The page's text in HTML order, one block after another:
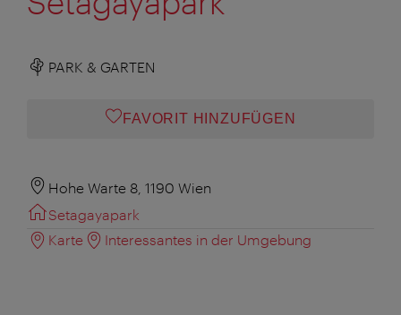
PARK & GARTEN
FAVORIT HINZUFÜGEN
Hohe Warte 8, 1190 Wien
Setagayapark
Karte
Interessantes in der Umgebung